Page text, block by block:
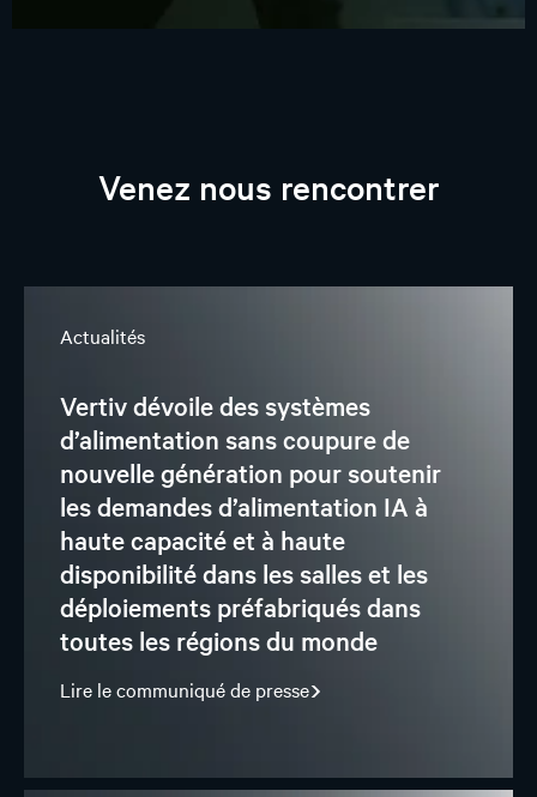
Venez nous rencontrer
Actualités
Vertiv dévoile des systèmes
d’alimentation sans coupure de
nouvelle génération pour soutenir
les demandes d’alimentation IA à
haute capacité et à haute
disponibilité dans les salles et les
déploiements préfabriqués dans
toutes les régions du monde
Lire le communiqué de presse